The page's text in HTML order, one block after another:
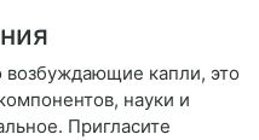
капли, это
науки и
Пригласите